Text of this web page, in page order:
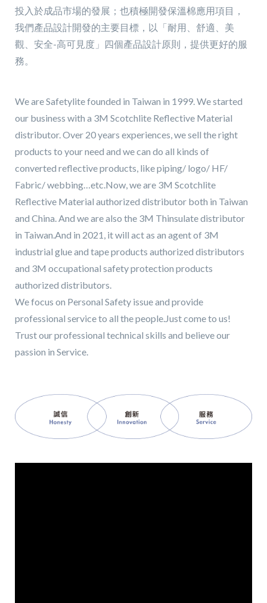
投入於成品市場的發展；也積極開發保溫棉應用項目，
我們產品設計開發的主要目標，以「耐用、舒適、美
觀、安全-高可見度」四個產品設計原則，提供更好的服
務。
We are Safetylite founded in Taiwan in 1999.We started
our business with a 3M Scotchlite Reflective Material
distributor.Over 20 years experiences, we sell the right
products to your need and we can do all kinds of
converted reflective products, like piping/ logo/ HF/
Fabric/ webbing…etc.Now, we are 3M Scotchlite
Reflective Material authorized distributor both in Taiwan
and China.And we are also the 3M Thinsulate distributor
in Taiwan.And in 2021, it will act as an agent of 3M
industrial glue and tape products authorized distributors
and 3M occupational safety protection products
authorized distributors.
We focus on Personal Safety issue and provide
professional service to all the people.Just come to us!
Trust our professional technical skills and believe our
passion in Service.